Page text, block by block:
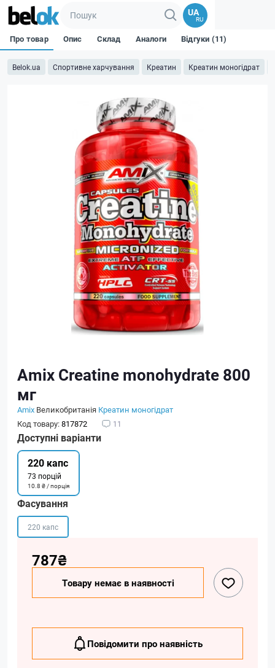
UA
RU
Belok.ua Спортивне харчування Креатин Креатин моногідрат
Про товар Опис Склад Аналоги Відгуки (11)
Amix Creatine monohydrate 800
мг
Amix Великобританія Креатин моногідрат
Код товару:817872 11
Доступні варіанти
220 капс
73 порцій
10.8 ₴ / порція
Фасування
220 капс
787₴
Товару немає в наявності
Повідомити про наявність